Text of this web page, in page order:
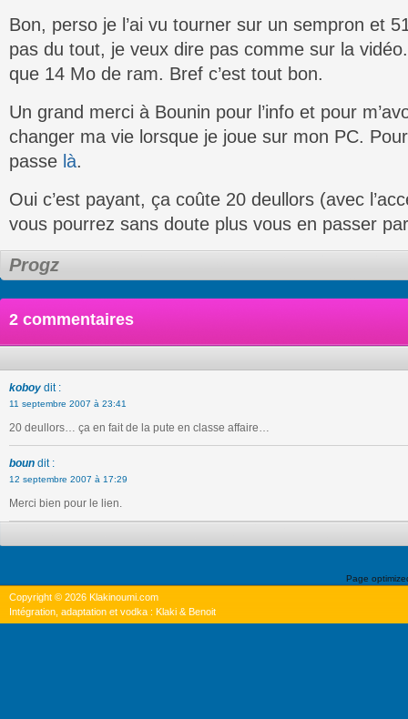
Bon, perso je l’ai vu tourner sur un sempron et
pas du tout, je veux dire pas comme sur la
que 14 Mo de ram. Bref c’est tout bon.
Un grand merci à Bounin pour l’info et pour
changer ma vie lorsque je joue sur mon PC.
passe là.
Oui c’est payant, ça coûte 20 deullors (avec
vous pourrez sans doute plus vous en passer
Progz
2 commentaires
koboy dit :
11 septembre 2007 à 23:41
20 deullors… ça en fait de la pute en classe affaire…
boun dit :
12 septembre 2007 à 17:29
Merci bien pour le lien.
Page
Copyright © 2026 Klakinoumi.com
Intégration, adaptation et vodka : Klaki & Benoit